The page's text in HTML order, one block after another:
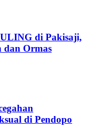
di Pakisaji,
dan Ormas
di Pendopo